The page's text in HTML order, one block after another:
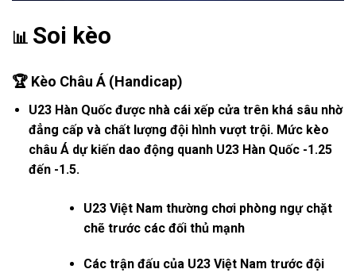
📊 Soi kèo
🏆 Kèo Châu Á (Handicap)
U23 Hàn Quốc được nhà cái xếp cửa trên khá sâunhờ
đẳng cấp và chất lượng đội hình vượt trội. Mức kèo
châu Á dự kiến dao động quanh U23 Hàn Quốc -1.25
đến -1.5.
U23 Việt Nam thường chơi phòng ngự chặt
chẽ trước các đối thủ mạnh
Các trận đấu của U23 Việt Nam trước đội